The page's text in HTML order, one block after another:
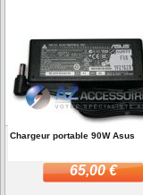
Chargeur portable 90W Asus
65,00 €